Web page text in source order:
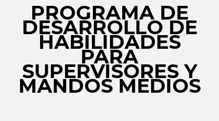
PROGRAMA DE
DESARROLLO DE
HABILIDADES
PARA
SUPERVISORES Y
MANDOS MEDIOS